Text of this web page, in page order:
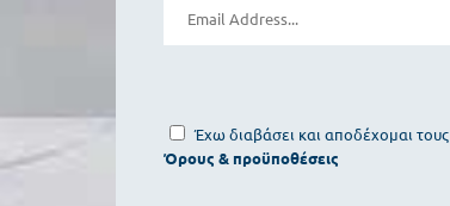
Έχω διαβάσει και αποδέχομαι τους